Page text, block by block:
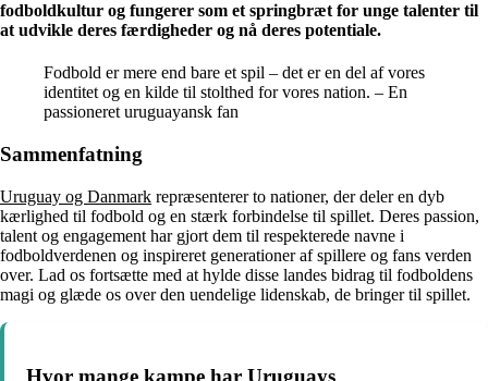
fodboldkultur og fungerer som et springbræt for unge talenter til
at udvikle deres færdigheder og nå deres potentiale.
Fodbold er mere end bare et spil – det er en del af vores
identitet og en kilde til stolthed for vores nation. – En
passioneret uruguayansk fan
Sammenfatning
Uruguay og Danmark repræsenterer to nationer, der deler en dyb
kærlighed til fodbold og en stærk forbindelse til spillet. Deres passion,
talent og engagement har gjort dem til respekterede navne i
fodboldverdenen og inspireret generationer af spillere og fans verden
over. Lad os fortsætte med at hylde disse landes bidrag til fodboldens
magi og glæde os over den uendelige lidenskab, de bringer til spillet.
Hvor mange kampe har Uruguays